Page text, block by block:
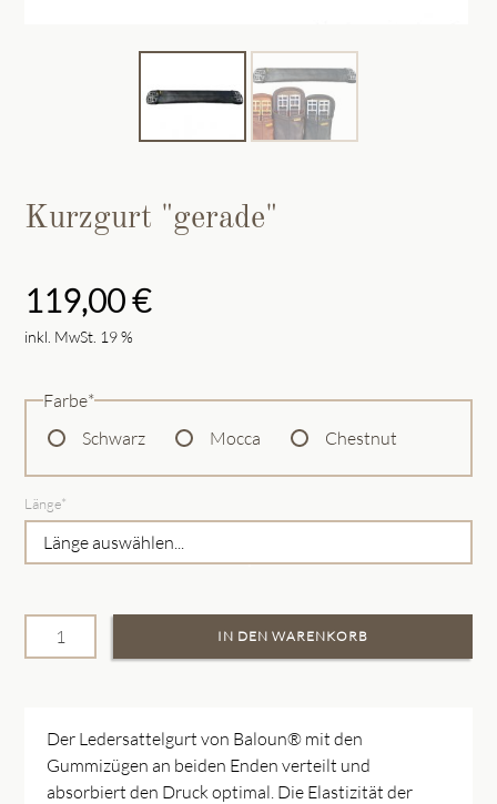
Kurzgurt "gerade"
119,00€
inkl. MwSt. 19 %
Pflichtfeld
Farbe*
Schwarz
Mocca Chestnut
Pflichtfeld
Länge*
Der Ledersattelgurt von Baloun® mit den
Gummizügen an beiden Enden verteilt und
absorbiert den Druck optimal. Die Elastizität der